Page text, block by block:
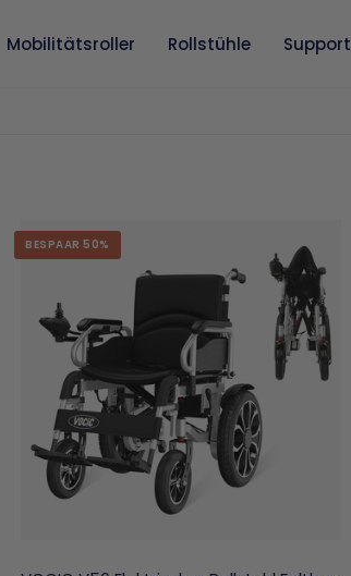
Mobilitätsroller Rollstühle Support
BESPAAR 50%